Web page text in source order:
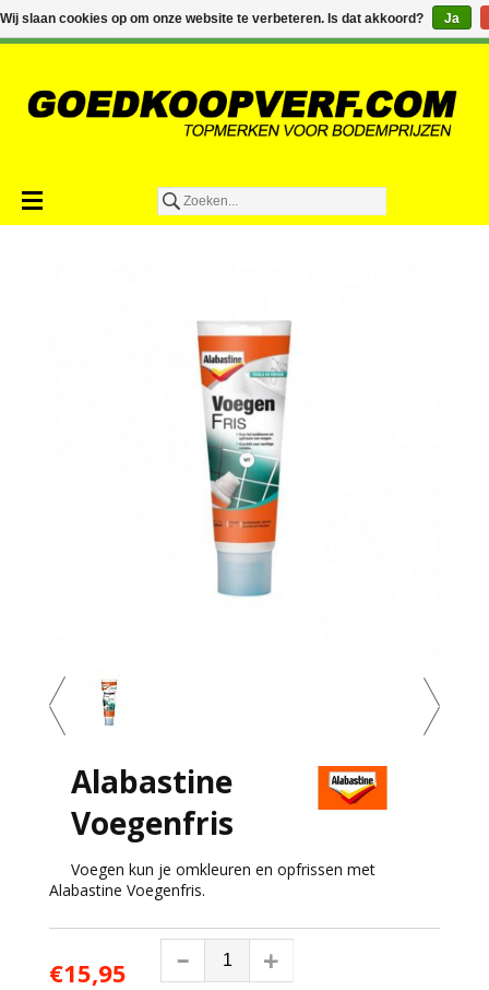
€0,00
Alabastine
Voegenfris
Voegen kun je omkleuren en opfrissen met
Alabastine Voegenfris.
€15,95
Toevoegen aan winkelwagen
Wij slaan cookies op om onze website te verbeteren. Is dat akkoord? Ja